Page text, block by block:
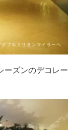
ーズンのデコレー